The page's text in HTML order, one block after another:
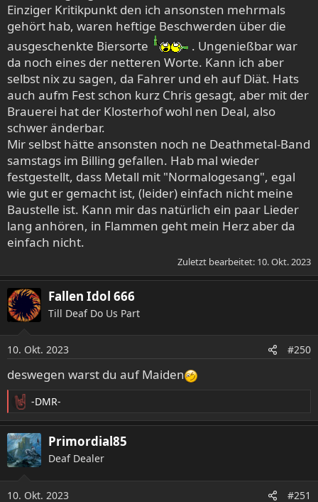
Einziger Kritikpunkt den ich ansonsten mehrmals
gehört hab, waren heftige Beschwerden über die
ausgeschenkte Biersorte
. Ungenießbar war
da noch eines der netteren Worte. Kann ich aber
selbst nix zu sagen, da Fahrer und eh auf Diät. Hats
auch aufm Fest schon kurz Chris gesagt, aber mit der
Brauerei hat der Klosterhof wohl nen Deal, also
schwer änderbar.
Mir selbst hätte ansonsten noch ne Deathmetal-Band
samstags im Billing gefallen. Hab mal wieder
festgestellt, dass Metall mit "Normalogesang", egal
wie gut er gemacht ist, (leider) einfach nicht meine
Baustelle ist. Kann mir das natürlich ein paar Lieder
lang anhören, in Flammen geht mein Herz aber da
einfach nicht.
Zuletzt bearbeitet: 10. Okt. 2023
Fallen Idol 666
Till Deaf Do Us Part
10. Okt. 2023 #250
deswegen warst du auf Maiden
R
e
a
k
t
-DMR-
Primordial85
Deaf Dealer
10. Okt. 2023 #251